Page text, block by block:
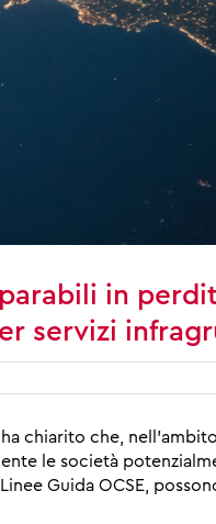
in
servizi
chiarito che,
le società
Guida OCSE,